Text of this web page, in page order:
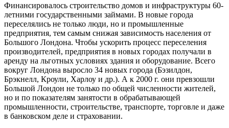
Финансировалось строительство домов и инфраструктуры 60-
летними государственными займами. В новые города
переселялись не только люди, но и промышленные
предприятия, тем самым снижая зависимость населения от
Большого Лондона. Чтобы ускорить процесс переселения
производителей, предприятия в новых городах получали в
аренду на льготных условиях здания и оборудование. Всего
вокруг Лондона выросло 34 новых города (Бэзилдон,
Брэкнелл, Кроули, Харлоу и др.). А к 2000 г. они превзошли
Большой Лондон не только по общей численности жителей,
но и по показателям занятости в обрабатывающей
промышленности, строительстве, транспорте, торговле и даже
в банковском деле и страховании.